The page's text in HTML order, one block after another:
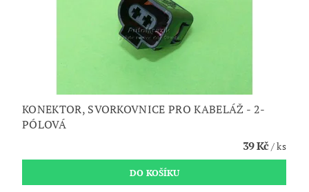
KONEKTOR, SVORKOVNICE PRO KABELÁŽ - 2-
PÓLOVÁ
39 Kč/ ks